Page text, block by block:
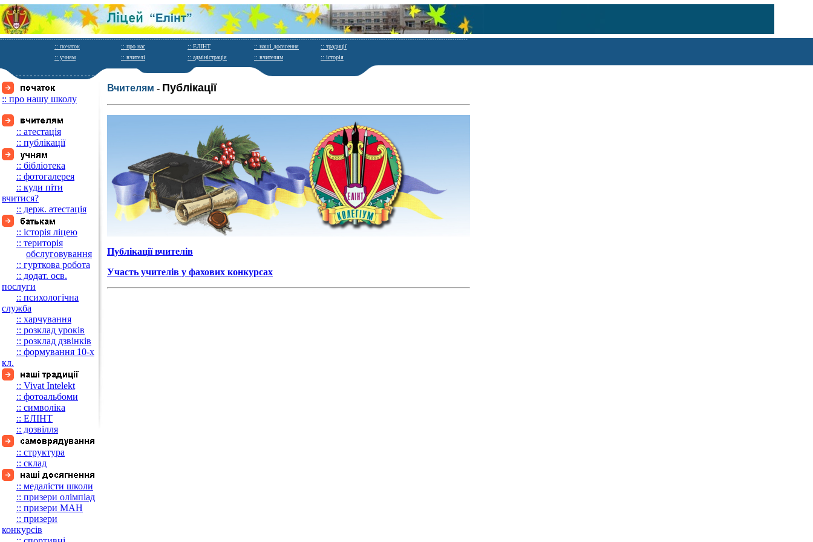
:: початок :: про нас :: ЕЛІНТ :: наші досягення
:: традиції
:: учням
:: вчителі :: адміністрація :: вчителям :: історія
:: про нашу школу
:: атестація
:: публікації
:: бібліотека
:: фотогалерея
:: куди піти
вчитися?
:: держ. атестація
:: історія ліцею
:: територія
обслуговування
:: гурткова робота
:: додат. осв.
послуги
:: психологічна
служба
:: харчування
:: розклад уроків
:: розклад дзвінків
:: формування 10-х
кл.
:: Vivat Intelekt
:: фотоальбоми
:: символіка
:: ЕЛІНТ
:: дозвілля
:: структура
:: склад
:: медалісти школи
:: призери олімпіад
:: призери МАН
:: призери
конкурсів
Вчителям - Публікації
Публікації вчителів
Участь учителів у фахових конкурсах